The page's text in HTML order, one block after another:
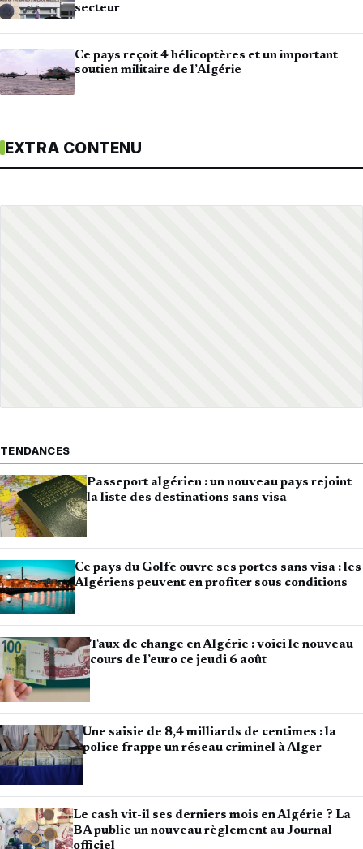
secteur
Ce pays reçoit 4 hélicoptères et un important
soutien militaire de l’Algérie
EXTRA CONTENU
TENDANCES
Passeport algérien : un nouveau pays rejoint
la liste des destinations sans visa
Ce pays du Golfe ouvre ses portes sans visa : les
Algériens peuvent en profiter sous conditions
Taux de change en Algérie : voici le nouveau
cours de l’euro ce jeudi 6 août
Une saisie de 8,4 milliards de centimes : la
police frappe un réseau criminel à Alger
Le cash vit-il ses derniers mois en Algérie ? La
BA publie un nouveau règlement au Journal
officiel